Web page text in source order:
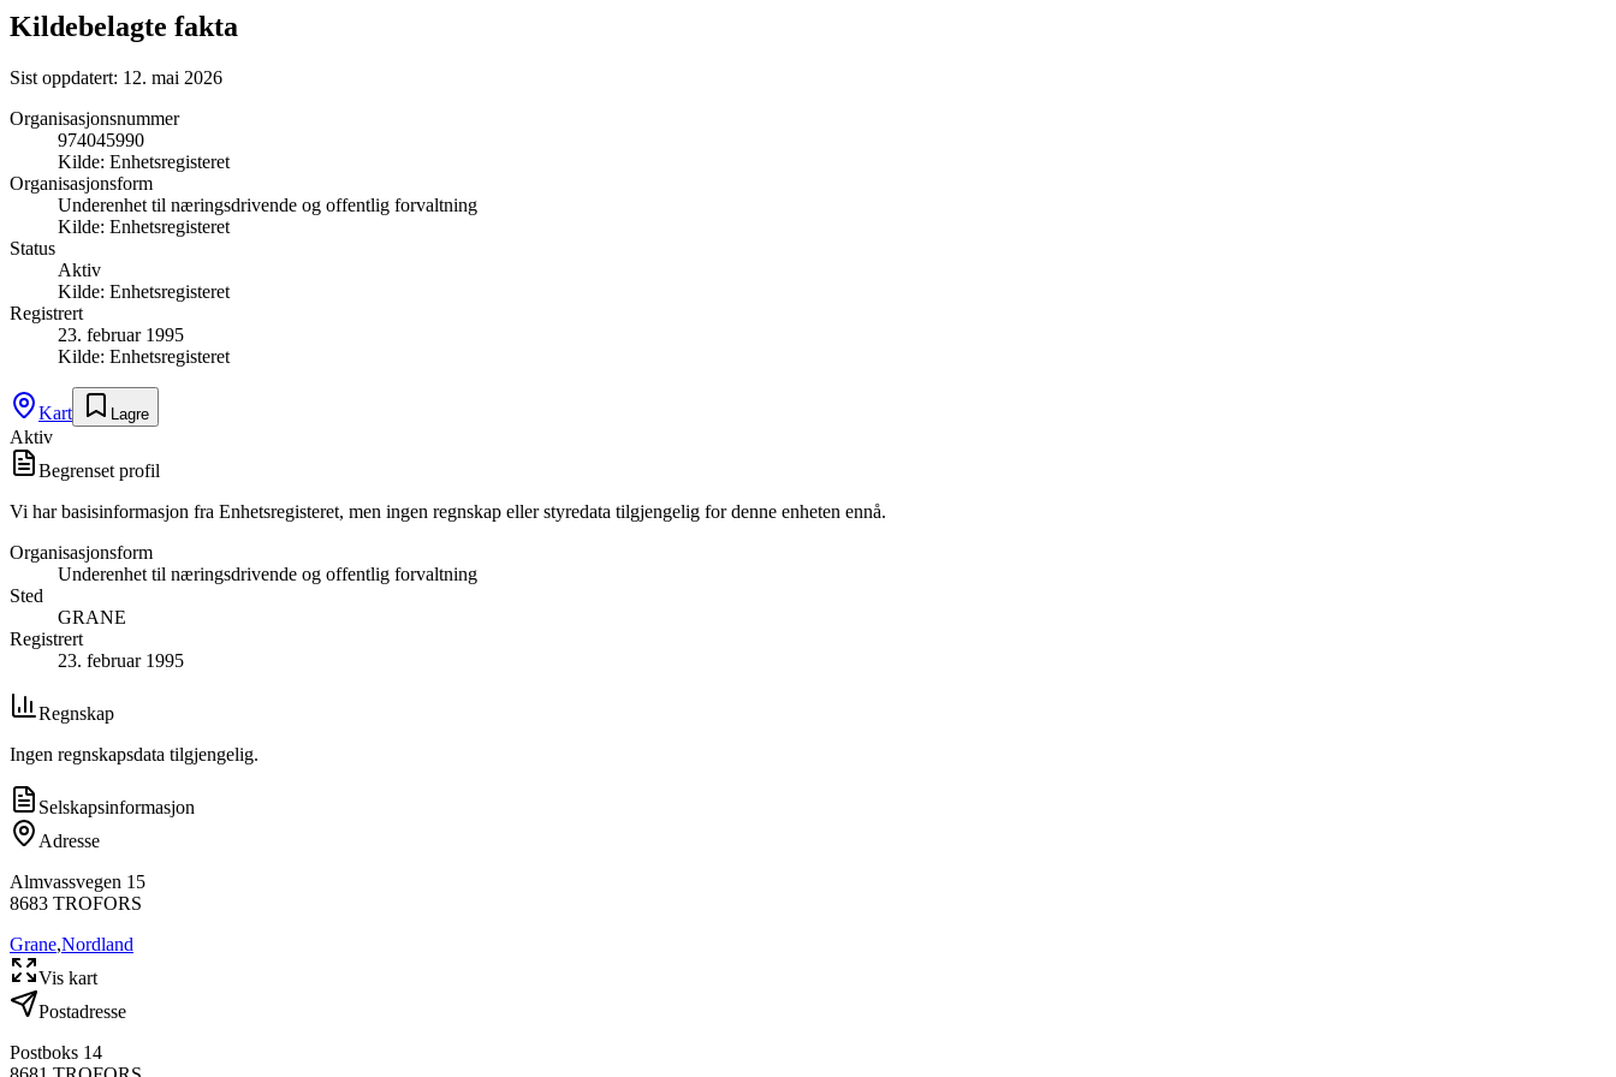
Kildebelagte fakta
Sist oppdatert: 12. mai 2026
Organisasjonsnummer
974045990
Kilde: Enhetsregisteret
Organisasjonsform
Underenhet til næringsdrivende og offentlig forvaltning
Kilde: Enhetsregisteret
Status
Aktiv
Kilde: Enhetsregisteret
Registrert
23. februar 1995
Kilde: Enhetsregisteret
Kart Lagre
Aktiv
Begrenset profil
Vi har basisinformasjon fra Enhetsregisteret, men ingen regnskap eller styredata tilgjengelig for denne enheten ennå.
Organisasjonsform
Underenhet til næringsdrivende og offentlig forvaltning
Sted
GRANE
Registrert
23. februar 1995
Regnskap
Ingen regnskapsdata tilgjengelig.
Selskapsinformasjon
Adresse
Almvassvegen 15
8683 TROFORS
Grane,Nordland
Vis kart
Postadresse
Postboks 14